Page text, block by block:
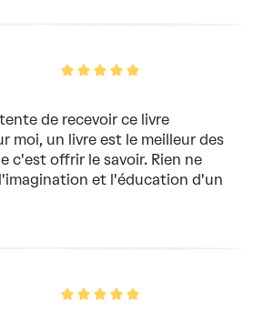
Rated
de recevoir ce livre
moi, un livre est le meilleur des
c'est offrir le savoir. Rien ne
et l'éducation d'un
Rated